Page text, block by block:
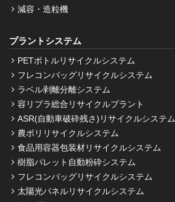
減容・造粒機
プラントシステム
PETボトルリサイクルシステム
フレコンバッグリサイクルシステム
ラベル剥離分離システム
容リプラ総合リサイクルプラント
ASR(自動車破砕残さ)リサイクルシステム
農ポリリサイクルシステム
食品用容器包装材リサイクルシステム
樹脂パレット自動粉砕システム
フレコンバッグリサイクルシステム
太陽光パネルリサイクルシステム